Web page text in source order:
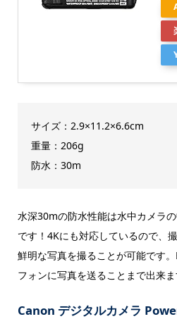
サイズ：2.9×11.2×6.6cm
重量：206g
防水：30m
水深30mの防水性能は水中カメラ
です！4Kにも対応しているので、
鮮明な写真を撮ることが可能です
フォンに写真を送ることまで出来ま
Canon デジタルカメラ